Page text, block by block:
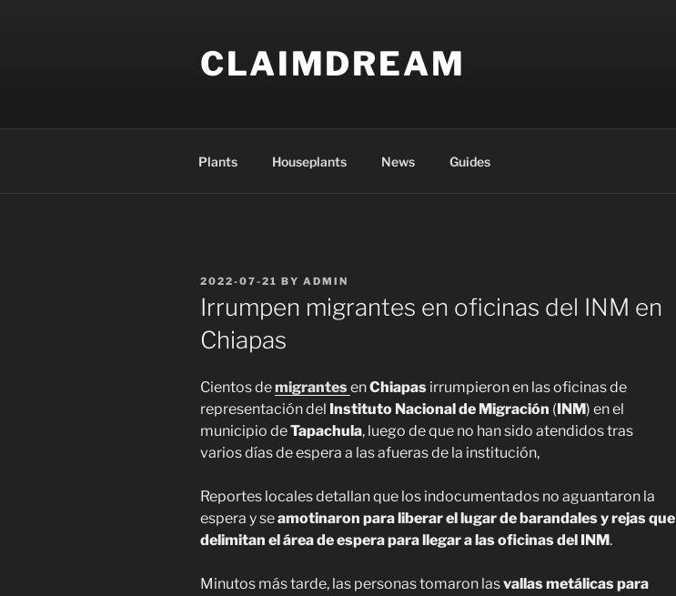
CLAIMDREAM
Plants Houseplants News Guides
POSTED
ON
2022-07-21 BY ADMIN
Irrumpen migrantes en oficinas del INM en
Chiapas
Cientos demigrantesenChiapas irrumpieron en las oficinas de
representación del Instituto Nacional de Migración (INM) en el
municipio deTapachula, luego de que no han sido atendidos tras
varios días de espera a las afueras de la institución,
Reportes locales detallan que los indocumentados no aguantaron la
espera y seamotinaron para liberar el lugar de barandales y rejas que
delimitan el área de espera para llegar a las oficinas del INM.
Minutos más tarde, las personas tomaron lasvallas metálicas para